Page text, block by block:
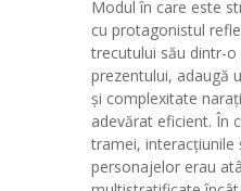
Modul în care este
cu protagonistul
trecutului său dintr-o
prezentului, adaugă
și complexitate
adevărat eficient. În
tramei, interacțiunile
personajelor erau